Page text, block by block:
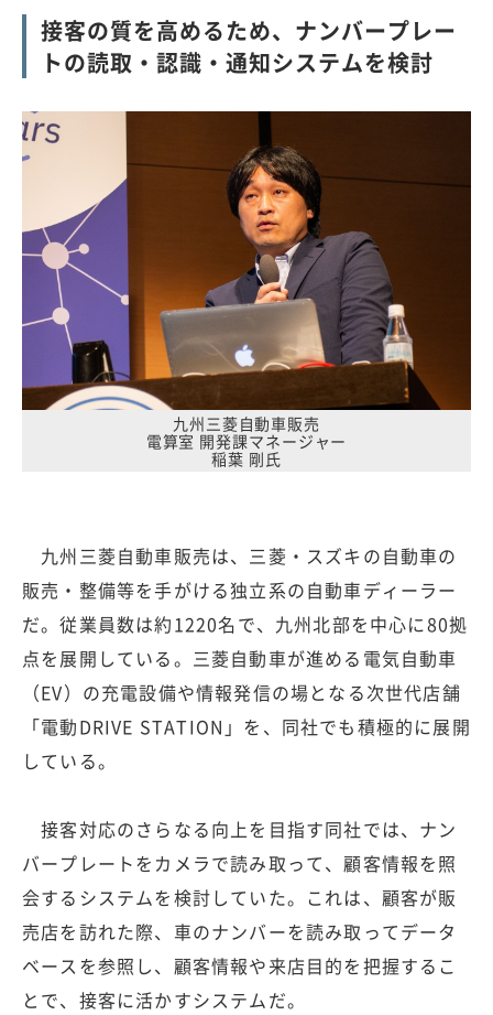
接客の質を高めるため、ナンバープレー
トの読取・認識・通知システムを検討
九州三菱自動車販売
電算室 開発課マネージャー
稲葉 剛氏
九州三菱自動車販売は、三菱・スズキの自動車の
販売・整備等を手がける独立系の自動車ディーラー
だ。従業員数は約1220名で、九州北部を中心に80拠
点を展開している。三菱自動車が進める電気自動車
（EV）の充電設備や情報発信の場となる次世代店舗
「電動DRIVE STATION」を、同社でも積極的に展開
している。
接客対応のさらなる向上を目指す同社では、ナン
バープレートをカメラで読み取って、顧客情報を照
会するシステムを検討していた。これは、顧客が販
売店を訪れた際、車のナンバーを読み取ってデータ
ベースを参照し、顧客情報や来店目的を把握するこ
とで、接客に活かすシステムだ。